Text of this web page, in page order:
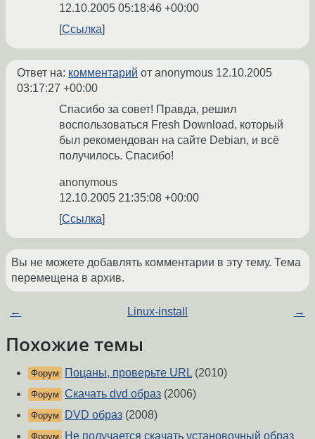
12.10.2005 05:18:46 +00:00
Ссылка
Ответ на: комментарий от anonymous 12.10.2005
03:17:27 +00:00
Спасибо за совет! Правда, решил
воспользоваться Fresh Download, который
был рекомендован на сайте Debian, и всё
получилось. Спасибо!
anonymous
12.10.2005 21:35:08 +00:00
Ссылка
Вы не можете добавлять комментарии в эту тему. Тема
перемещена в архив.
← Linux-install →
Похожие темы
Форум Поцаны, проверьте URL (2010)
Форум Скачать dvd образ (2006)
Форум DVD образ (2008)
Форум Не получается скачать установочный образ